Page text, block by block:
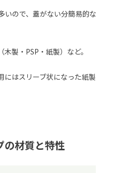
いので、蓋がない分簡易的な
製・PSP・紙製）など。
にはスリーブ状になった紙製
の材質と特性